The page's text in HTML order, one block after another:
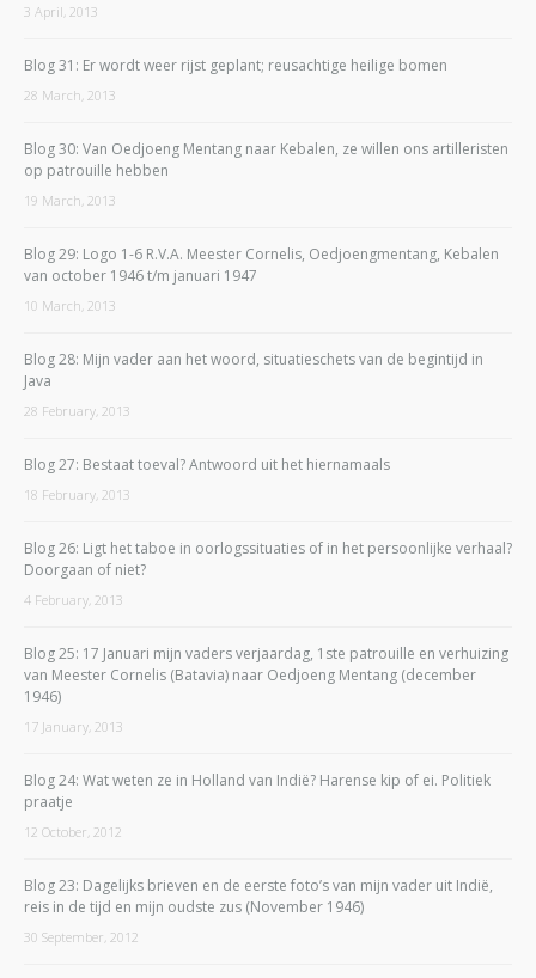
3 April, 2013
Blog 31: Er wordt weer rijst geplant; reusachtige heilige bomen
28 March, 2013
Blog 30: Van Oedjoeng Mentang naar Kebalen, ze willen ons artilleristen
op patrouille hebben
19 March, 2013
Blog 29: Logo 1-6 R.V.A. Meester Cornelis, Oedjoengmentang, Kebalen
van october 1946 t/m januari 1947
10 March, 2013
Blog 28: Mijn vader aan het woord, situatieschets van de begintijd in
Java
28 February, 2013
Blog 27: Bestaat toeval? Antwoord uit het hiernamaals
18 February, 2013
Blog 26: Ligt het taboe in oorlogssituaties of in het persoonlijke verhaal?
Doorgaan of niet?
4 February, 2013
Blog 25: 17 Januari mijn vaders verjaardag, 1ste patrouille en verhuizing
van Meester Cornelis (Batavia) naar Oedjoeng Mentang (december
1946)
17 January, 2013
Blog 24: Wat weten ze in Holland van Indië? Harense kip of ei. Politiek
praatje
12 October, 2012
Blog 23: Dagelijks brieven en de eerste foto’s van mijn vader uit Indië,
reis in de tijd en mijn oudste zus (November 1946)
30 September, 2012